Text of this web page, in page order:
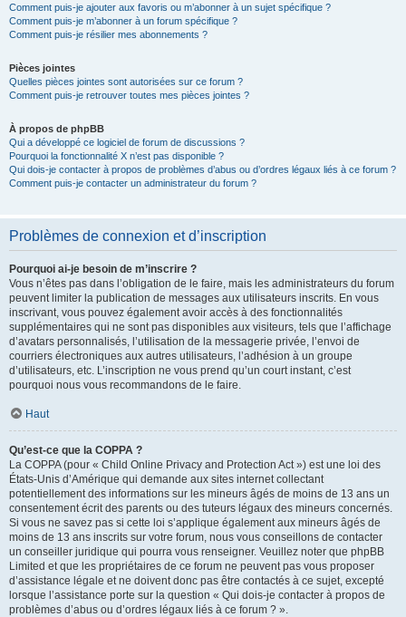
Comment puis-je ajouter aux favoris ou m’abonner à un sujet spécifique ?
Comment puis-je m’abonner à un forum spécifique ?
Comment puis-je résilier mes abonnements ?
Pièces jointes
Quelles pièces jointes sont autorisées sur ce forum ?
Comment puis-je retrouver toutes mes pièces jointes ?
À propos de phpBB
Qui a développé ce logiciel de forum de discussions ?
Pourquoi la fonctionnalité X n’est pas disponible ?
Qui dois-je contacter à propos de problèmes d’abus ou d’ordres légaux liés à ce forum ?
Comment puis-je contacter un administrateur du forum ?
Problèmes de connexion et d’inscription
Pourquoi ai-je besoin de m’inscrire ?
Vous n’êtes pas dans l’obligation de le faire, mais les administrateurs du forum
peuvent limiter la publication de messages aux utilisateurs inscrits. En vous
inscrivant, vous pouvez également avoir accès à des fonctionnalités
supplémentaires qui ne sont pas disponibles aux visiteurs, tels que l’affichage
d’avatars personnalisés, l’utilisation de la messagerie privée, l’envoi de
courriers électroniques aux autres utilisateurs, l’adhésion à un groupe
d’utilisateurs, etc. L’inscription ne vous prend qu’un court instant, c’est
pourquoi nous vous recommandons de le faire.
Haut
Qu’est-ce que la COPPA ?
La COPPA (pour « Child Online Privacy and Protection Act ») est une loi des
États-Unis d’Amérique qui demande aux sites internet collectant
potentiellement des informations sur les mineurs âgés de moins de 13 ans un
consentement écrit des parents ou des tuteurs légaux des mineurs concernés.
Si vous ne savez pas si cette loi s’applique également aux mineurs âgés de
moins de 13 ans inscrits sur votre forum, nous vous conseillons de contacter
un conseiller juridique qui pourra vous renseigner. Veuillez noter que phpBB
Limited et que les propriétaires de ce forum ne peuvent pas vous proposer
d’assistance légale et ne doivent donc pas être contactés à ce sujet, excepté
lorsque l’assistance porte sur la question « Qui dois-je contacter à propos de
problèmes d’abus ou d’ordres légaux liés à ce forum ? ».